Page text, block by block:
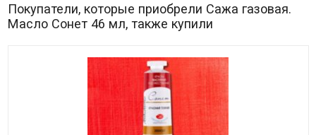
Покупатели, которые приобрели Сажа газовая.
Масло Сонет 46 мл, также купили